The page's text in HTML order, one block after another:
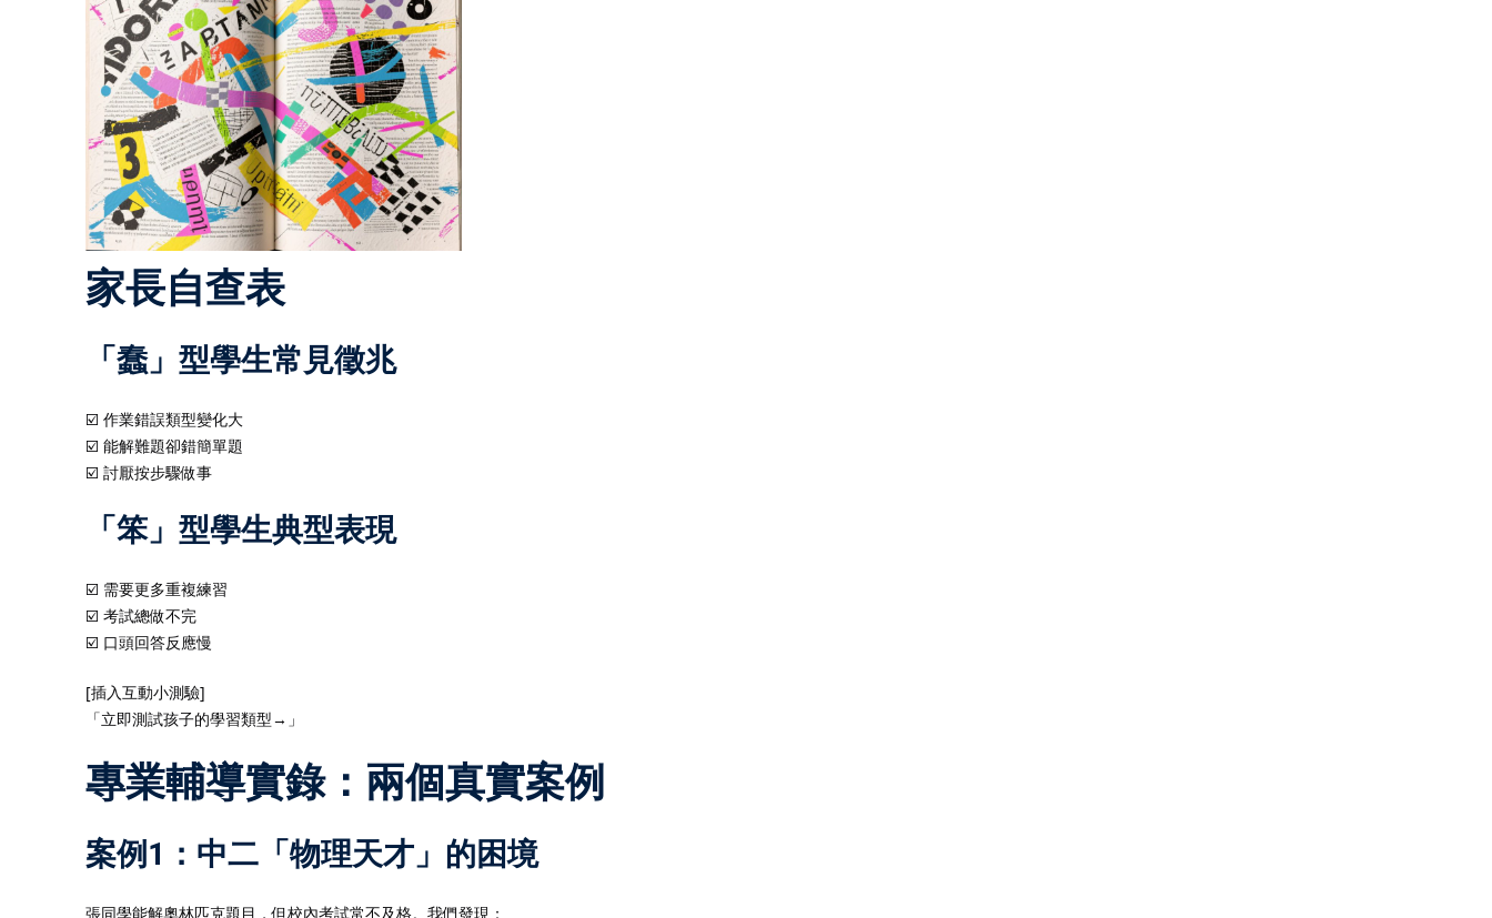
家長自查表
「蠢」型學生常見徵兆
☑️ 作業錯誤類型變化大
☑️ 能解難題卻錯簡單題
☑️ 討厭按步驟做事
「笨」型學生典型表現
☑️ 需要更多重複練習
☑️ 考試總做不完
☑️ 口頭回答反應慢
[插入互動小測驗]
「立即測試孩子的學習類型→」
專業輔導實錄：兩個真實案例
案例1：中二「物理天才」的困境
張同學能解奧林匹克題目，但校內考試常不及格。我們發現：